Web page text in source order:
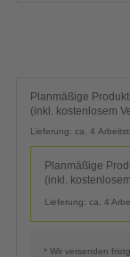
Planmäßige
(inkl. kostenlosem
Lieferung: ca. 4
Planmäßige
(inkl.
Lieferung: ca. 4
* Wir versenden